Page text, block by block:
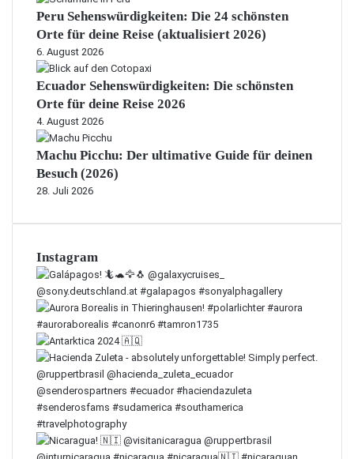
Peru Sehenswürdigkeiten: Die 24 schönsten
Orte für deine Reise (aktualisiert 2026)
6. August 2026
Ecuador Sehenswürdigkeiten: Die schönsten
Orte für deine Reise 2026
4. August 2026
Machu Picchu: Der ultimative Guide für deinen
Besuch (2026)
28. Juli 2026
Instagram